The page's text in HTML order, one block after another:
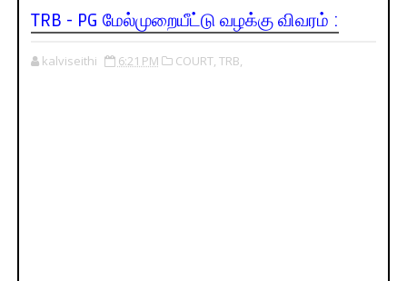
TRB - PG மேல்முறையீட்டு வழக்கு விவரம் :
kalviseithi 6:21 PM COURT, TRB,